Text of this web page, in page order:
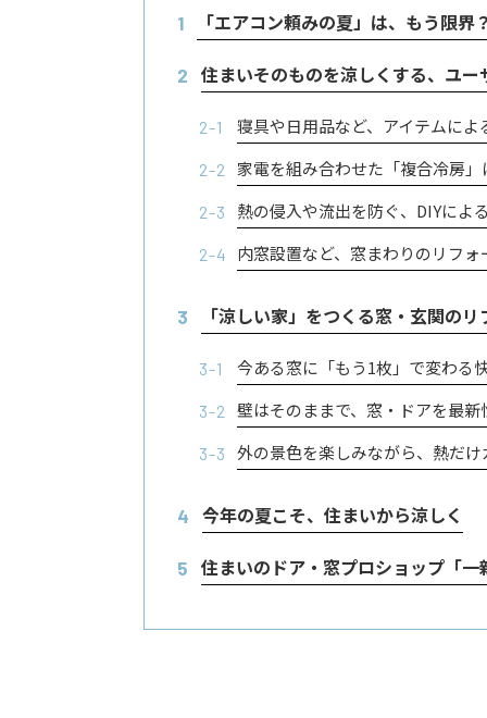
1 「エアコン頼みの夏」は、もう限界
2 住まいそのものを涼しくする、ユー
2-1 寝具や日用品など、アイテムによ
2-2 家電を組み合わせた「複合冷房
2-3 熱の侵入や流出を防ぐ、DIYによ
2-4 内窓設置など、窓まわりのリフォ
3 「涼しい家」をつくる窓・玄関の
3-1 今ある窓に「もう1枚」で変わる
3-2 壁はそのままで、窓・ドアを最新
3-3 外の景色を楽しみながら、熱だけ
4 今年の夏こそ、住まいから涼しく
5 住まいのドア・窓プロショップ「